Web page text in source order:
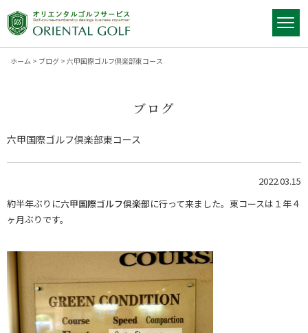
ホーム > ブログ > 六甲国際ゴルフ倶楽部東コース
ブログ
六甲国際ゴルフ倶楽部東コース
2022.03.15
約半年ぶりに六甲国際ゴルフ倶楽部に行って来ました。東コースは１年４
ヶ月ぶりです。